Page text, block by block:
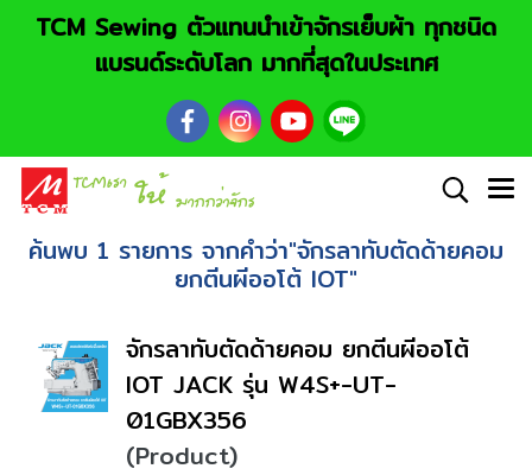
TCM Sewing ตัวแทนนำเข้าจักรเย็บผ้า ทุกชนิด
แบรนด์ระดับโลก มากที่สุดในประเทศ
ค้นพบ 1 รายการ จากคำว่า"จักรลาทับตัดด้ายคอม
ยกตีนผีออโต้ IOT"
จักรลาทับตัดด้ายคอม ยกตีนผีออโต้
IOT JACK รุ่น W4S+-UT-
01GBX356
(Product)